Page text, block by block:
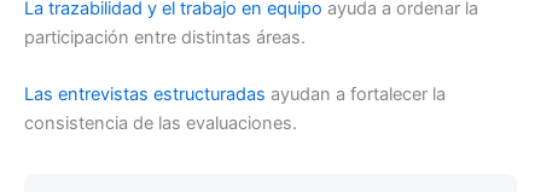
La trazabilidad y el trabajo en equipo ayuda a ordenar la
participación entre distintas áreas.
Las entrevistas estructuradas ayudan a fortalecer la
consistencia de las evaluaciones.